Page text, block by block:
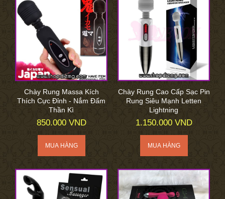
Chày Rung Massa Kích
Thích Cực Đỉnh - Nắm Đấm
Thần Kì
850.000 VND
Chày Rung Cao Cấp Sạc Pin
Rung Siêu Mạnh Letten
Lightning
1.150.000 VND